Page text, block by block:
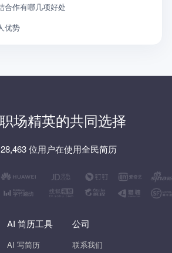
合作有哪几项好处
优势
场精英的共同选择
位用户在使用全民简历
AI 简历工具
AI 写简历
公司
联系我们